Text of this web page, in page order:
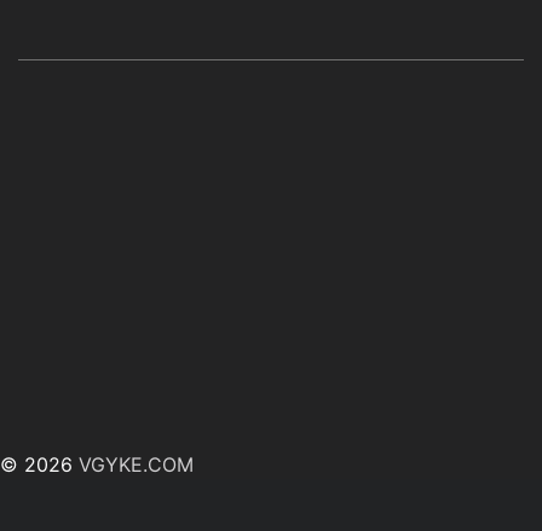
© 2026 VGYKE.COM